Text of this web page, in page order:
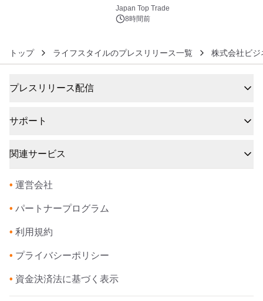
浴シンギングボウル第2弾の大型サイ
ズ（XL・2XL・3XL）を先行販売中
Japan Top Trade
8時間前
トップ ライフスタイルのプレスリリース一覧 株式会社ビ
プレスリリース配信
サポート
関連サービス
• 運営会社
• パートナープログラム
• 利用規約
• プライバシーポリシー
• 資金決済法に基づく表示